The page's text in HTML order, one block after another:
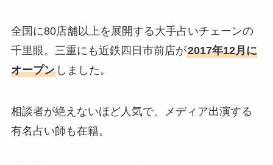
全国に80店舗以上を展開する大手占いチェーンの
千里眼。三重にも近鉄四日市前店が2017年12月に
オープンしました。
相談者が絶えないほど人気で、メディア出演する
有名占い師も在籍。